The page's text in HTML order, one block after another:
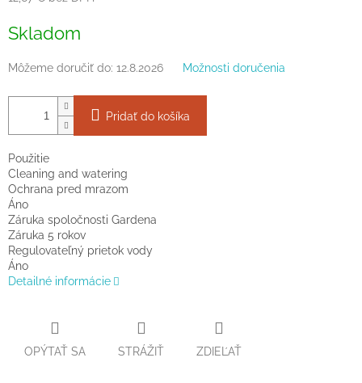
cena:
Skladom
Môžeme doručiť do: 12.8.2026 Možnosti doručenia
Pridať do košíka
Použitie
Cleaning and watering
Ochrana pred mrazom
Áno
Záruka spoločnosti Gardena
Záruka 5 rokov
Regulovateľný prietok vody
Áno
Detailné informácie
OPÝTAŤ SA STRÁŽIŤ ZDIEĽAŤ